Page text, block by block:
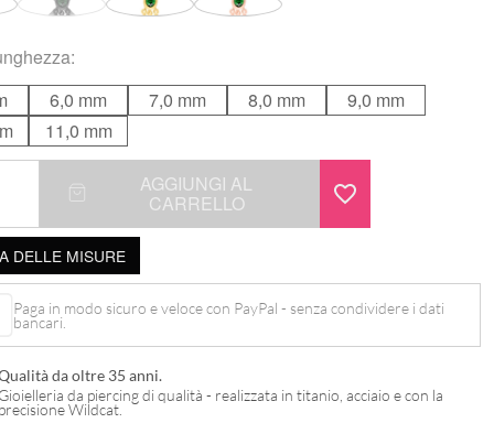
:
6,0 mm 7,0 mm 8,0 mm
9,0 mm
11,0 mm
AGGIUNGI AL
CARRELLO
DELLE MISURE
Paga in modo sicuro e veloce con PayPal - senza condividere i dati
bancari.
da oltre 35 anni.
Gioielleria da piercing di qualità - realizzata in titanio, acciaio e con la
precisione Wildcat.